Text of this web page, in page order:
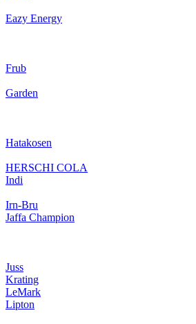
Eazy Energy
Frub
Garden
Hatakosen
HERSCHI COLA
Indi
Irn-Bru
Jaffa Champion
Juss
Krating
LeMark
Lipton